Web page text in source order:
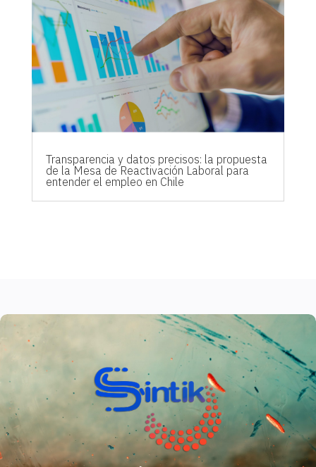
Transparencia y datos precisos: la propuesta
de la Mesa de Reactivación Laboral para
entender el empleo en Chile